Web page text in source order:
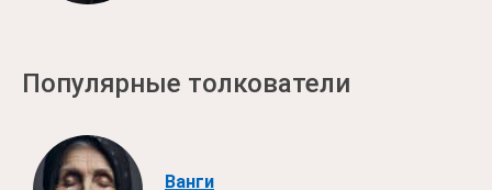
Популярные толкователи
Ванги